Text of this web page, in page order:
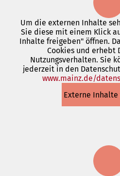
Um die externen Inhalte
Sie diese mit einem Klick
Inhalte freigeben" öffnen.
Cookies und erhebt
Nutzungsverhalten. Sie
jederzeit in den
www.mainz.de/
Externe